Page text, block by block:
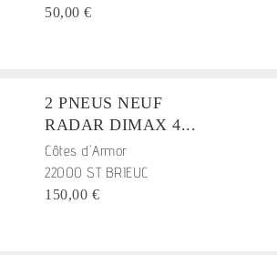
50,00 €
2 PNEUS NEUF
RADAR DIMAX 4...
Côtes d'Armor
22000 ST BRIEUC
150,00 €